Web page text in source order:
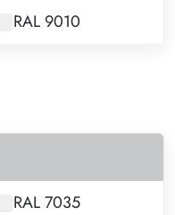
RAL 9010
RAL 7035